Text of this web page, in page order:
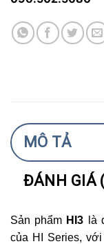
MÔ TẢ
ĐÁNH GIÁ
Sản phẩm HI3 là
của HI Series,